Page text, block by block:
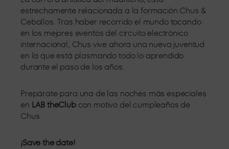
estrechamente relacionada a la formación Chus &
Ceballos. Tras haber recorrido el mundo tocando
en los mejores eventos del circuito electrónico
internacional, Chus vive ahora una nueva juventud
en la que está plasmando todo lo aprendido
durante el paso de los años.
Prepárate para una de las noches más especiales
en LAB theClubcon motivo del cumpleaños de
Chus.
¡Save the date!